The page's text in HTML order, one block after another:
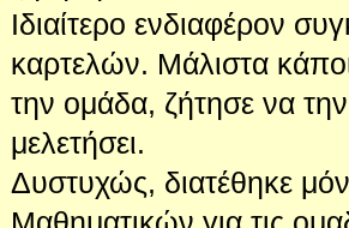
Ιδιαίτερο ενδιαφέρον
καρτελών. Μάλιστα
την ομάδα, ζήτησε να την
μελετήσει.
Δυστυχώς, διατέθηκε